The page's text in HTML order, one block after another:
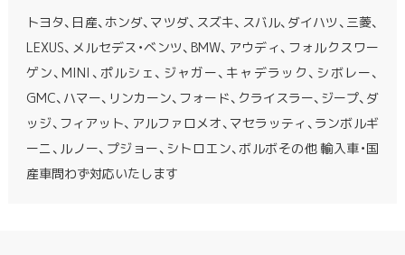
トヨタ、日産、ホンダ、マツダ、スズキ、スバル、ダイハツ、三菱、
LEXUS、メルセデス・ベンツ、BMW、アウディ、フォルクスワー
ゲン、MINI、ポルシェ、ジャガー、キャデラック、シボレー、
GMC、ハマー、リンカーン、フォード、クライスラー、ジープ、ダ
ッジ、フィアット、アルファロメオ、マセラッティ、ランボルギ
ーニ、ルノー、プジョー、シトロエン、ボルボその他 輸入車・国
産車問わず対応いたします